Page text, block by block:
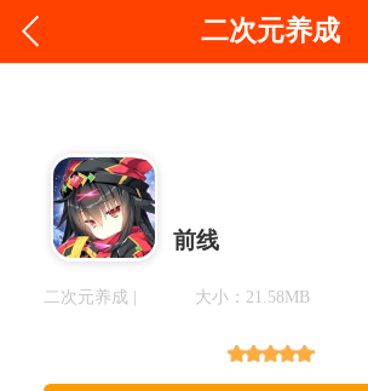
二次元养成
前线
二次元养成 | 大小：21.58MB